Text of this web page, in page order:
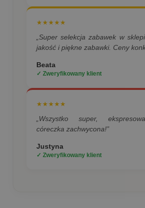
★★★★★
„Super selekcja zabawek w
jakość i piękne zabawki. Ceny
Beata
✓ Zweryfikowany klient
★★★★★
„Wszystko super,
córeczka zachwycona!”
Justyna
✓ Zweryfikowany klient